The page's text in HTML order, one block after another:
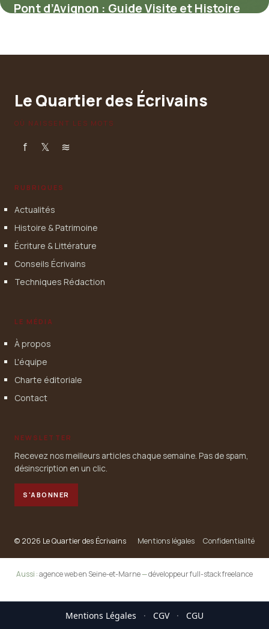
Pont d’Avignon : Guide Visite et Histoire
Le Quartier des Écrivains
OÙ NAISSENT LES MOTS
f 𝕏 ≋
RUBRIQUES
Actualités
Histoire & Patrimoine
Écriture & Littérature
Conseils Écrivains
Techniques Rédaction
LE MÉDIA
À propos
L'équipe
Charte éditoriale
Contact
NEWSLETTER
Recevez nos meilleurs articles chaque semaine. Pas de spam,
désinscription en un clic.
S'ABONNER
© 2026 Le Quartier des Écrivains Mentions légales Confidentialité
Aussi :agence web en Seine-et-Marne—développeur full-stack freelance
Mentions Légales · CGV · CGU